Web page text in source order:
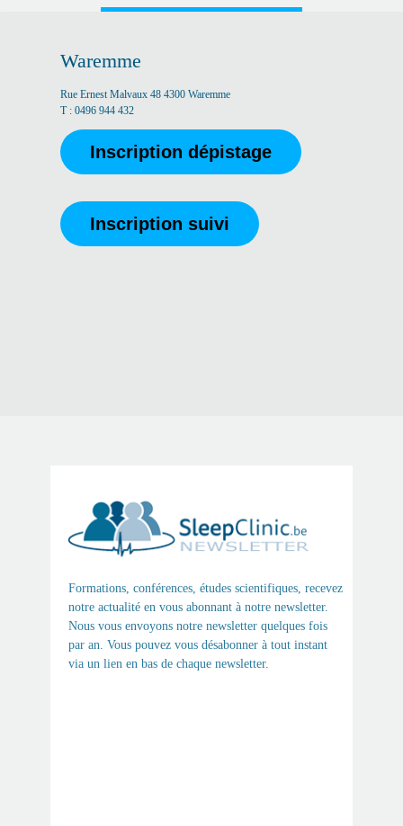
Waremme
Rue Ernest Malvaux 48 4300 Waremme
T : 0496 944 432
Inscription dépistage
Inscription suivi
Formations, conférences, études scientifiques, recevez
notre actualité en vous abonnant à notre newsletter.
Nous vous envoyons notre newsletter quelques fois
par an. Vous pouvez vous désabonner à tout instant
via un lien en bas de chaque newsletter.